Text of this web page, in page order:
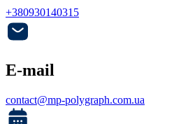
+380930140315
E-mail
contact@mp-polygraph.com.ua